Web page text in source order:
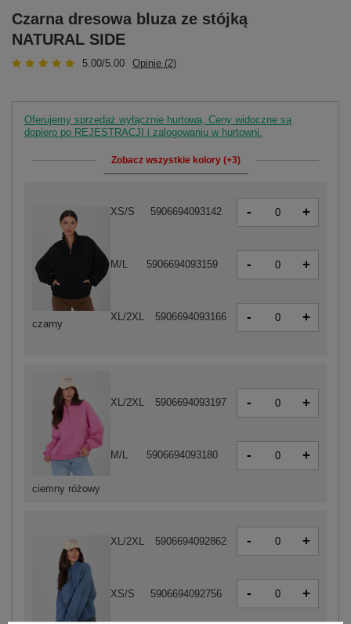
Czarna dresowa bluza ze stójką
NATURAL SIDE
5.00/5.00 Opinie (2)
Oferujemy sprzedaż wyłącznie hurtową. Ceny widoczne są
dopiero po REJESTRACJI i zalogowaniu w hurtowni.
Zobacz wszystkie kolory (+3)
ciemny różowy
XL/2XL 5906694093197 - +
M/L 5906694093180 - +
XL/2XL 5906694092862 - +
XS/S 5906694092756 - +
czarny
XS/S 5906694093142 - +
M/L 5906694093159 - +
XL/2XL 5906694093166 - +